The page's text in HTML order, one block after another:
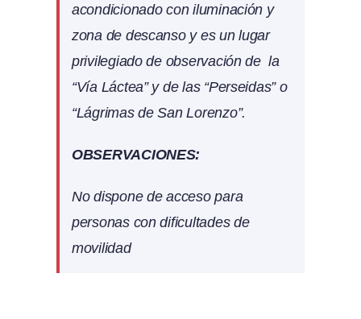
acondicionado con iluminación y
zona de descanso y es un lugar
privilegiado de observación de la
“Vía Láctea” y de las “Perseidas” o
“Lágrimas de San Lorenzo”.
OBSERVACIONES:
No dispone de acceso para
personas con dificultades de
movilidad